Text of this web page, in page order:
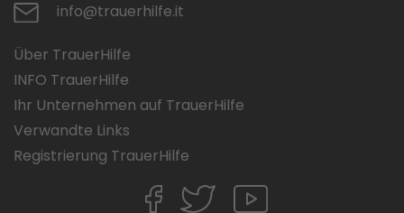
info@trauerhilfe.it
Über TrauerHilfe
INFO TrauerHilfe
Ihr Unternehmen auf TrauerHilfe
Verwandte Links
Registrierung TrauerHilfe